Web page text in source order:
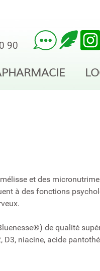
90
et des
à des fonctions
de qualité
niacine, acide